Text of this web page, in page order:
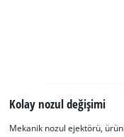
Kolay nozul değişimi
Mekanik nozul ejektörü,